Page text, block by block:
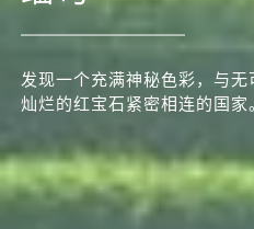
发现一个充满神秘色彩，与
灿烂的红宝石紧密相连的国家